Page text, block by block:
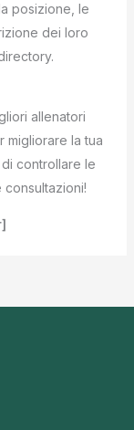
posizione, le
dei loro
allenatori
migliorare la tua
controllare le